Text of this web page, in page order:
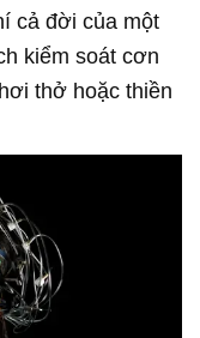
cả đời của một
kiểm soát cơn
thở hoặc thiền